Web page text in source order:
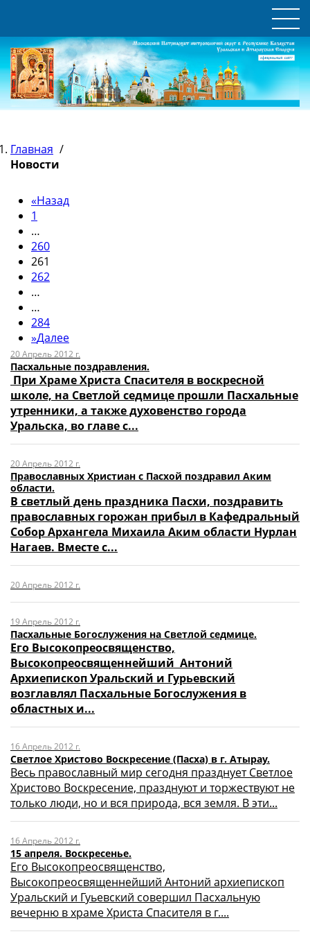
Главная /
Новости
«Назад
1
…
260
261
262
…
…
284
»Далее
20 Апрель 2012 г.
Пасхальные поздравления.
При Храме Христа Спасителя в воскресной
школе, на Светлой седмице прошли Пасхальные
утренники, а также духовенство города
Уральска, во главе с...
20 Апрель 2012 г.
Православных Христиан с Пасхой поздравил Аким
области.
В светлый день праздника Пасхи, поздравить
православных горожан прибыл в Кафедральный
Собор Архангела Михаила Аким области Нурлан
Нагаев. Вместе с...
20 Апрель 2012 г.
19 Апрель 2012 г.
Пасхальные Богослужения на Светлой седмице.
Его Высокопреосвященство,
Высокопреосвященнейший Антоний
Архиепископ Уральский и Гурьевский
возглавлял Пасхальные Богослужения в
областных и...
16 Апрель 2012 г.
Светлое Христово Воскресение (Пасха) в г. Атырау.
Весь православный мир сегодня празднует Светлое
Христово Воскресение, празднуют и торжествуют не
только люди, но и вся природа, вся земля. В эти...
16 Апрель 2012 г.
15 апреля. Воскресенье.
Его Высокопреосвященство,
Высокопреосвященнейший Антоний архиепископ
Уральский и Гуьевский совершил Пасхальную
вечерню в храме Христа Спасителя в г....